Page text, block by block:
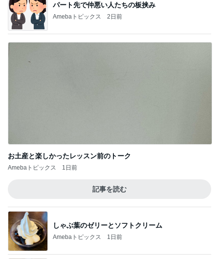
パート先で仲悪い人たちの板挟み
Amebaトピックス 2日前
お土産と楽しかったレッスン前のトーク
Amebaトピックス 1日前
記事を読む
しゃぶ葉のゼリーとソフトクリーム
Amebaトピックス 1日前